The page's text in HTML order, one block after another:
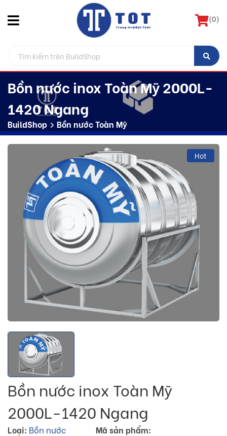
(0)
Bồn nước inox Toàn Mỹ 2000L-
1420 Ngang
BuildShop Bồn nước Toàn Mỹ
Hot
Bồn nước inox Toàn Mỹ
2000L-1420 Ngang
Loại: Bồn nước
Mã sản phẩm: